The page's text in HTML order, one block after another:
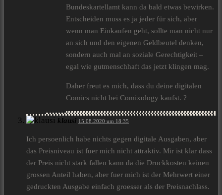
Bundeskartellamt kann da bald etwas bewirken.
Entscheiden muss es ja jeder für sich, aber
wenn man Einkaufen geht, sollte man nicht nur
an sich und den eigenen Geldbeutel denken,
sondern auch mal an soziale Gerechtigkeit –
egal wie gutmenschhaft das jetzt klingen mag.
Daher freut es mich, dass du deine digitalen
Comics nicht bei Comixology kaufst. ?
klausi 15.08.2020 um 18:35
Ich persoenlich habe nichts gegen digitale Ausgaben, aber
das Preisniveau ist fuer mich nicht attraktiv. Mir ist klar dass
der Preis nicht stark fallen kann da die Druckkosten keinen
grossen Anteil haben, aber fuer mich ist der Mehrwert einer
gedruckten Ausgabe einfach groesser als der Preisnachlass.